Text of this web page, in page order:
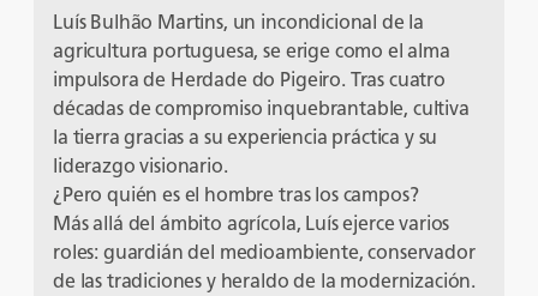
Luís Bulhão Martins, un incondicional de la
agricultura portuguesa, se erige como el alma
impulsora de Herdade do Pigeiro. Tras cuatro
décadas de compromiso inquebrantable, cultiva
la tierra gracias a su experiencia práctica y su
liderazgo visionario.
¿Pero quién es el hombre tras los campos?
Más allá del ámbito agrícola, Luís ejerce varios
roles: guardián del medioambiente, conservador
de las tradiciones y heraldo de la modernización.